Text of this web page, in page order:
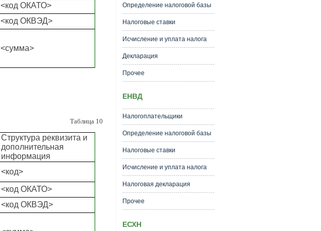
<код ОКАТО>
<код ОКВЭД>
<сумма>
Таблица 10
Структура реквизита и
дополнительная
информация
<код>
<код ОКАТО>
<код ОКВЭД>
Определение налоговой базы
Налоговые ставки
Исчисление и уплата налога
Декларация
Прочее
ЕНВД
Налогоплательщики
Определение налоговой базы
Налоговые ставки
Исчисление и уплата налога
Налоговая декларация
Прочее
ЕСХН